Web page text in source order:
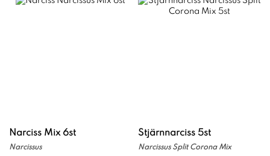
Narciss Mix 6st
Narcissus
Stjärnnarciss 5st
Narcissus Split Corona Mix